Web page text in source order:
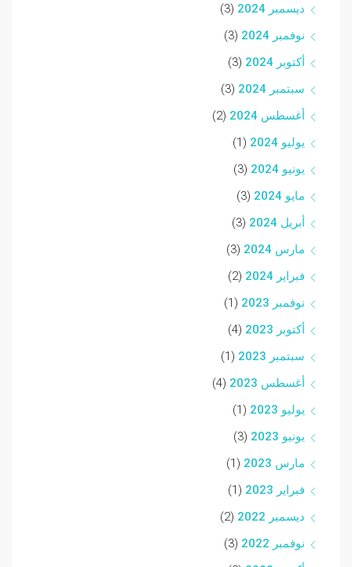
ديسمبر 2024
(3)
نوفمبر 2024
(3)
أكتوبر 2024
(3)
سبتمبر 2024
(3)
أغسطس 2024
(2)
يوليو 2024
(1)
يونيو 2024
(3)
مايو 2024
(3)
أبريل 2024
(3)
مارس 2024
(3)
فبراير 2024
(2)
نوفمبر 2023
(1)
أكتوبر 2023
(4)
سبتمبر 2023
(1)
أغسطس 2023
(4)
يوليو 2023
(1)
يونيو 2023
(3)
مارس 2023
(1)
فبراير 2023
(1)
ديسمبر 2022
(2)
نوفمبر 2022
(3)